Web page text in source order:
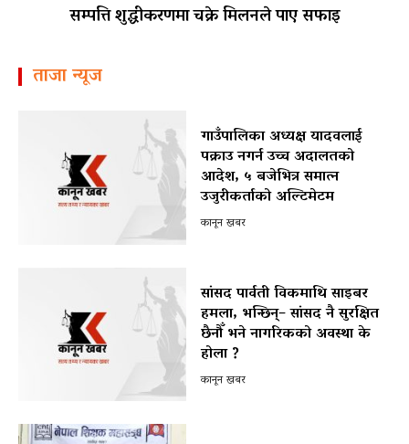
सम्पत्ति शुद्धीकरणमा चक्रे मिलनले पाए सफाइ
ताजा न्यूज
गाउँपालिका अध्यक्ष यादवलाई
पक्राउ नगर्न उच्च अदालतको
आदेश, ५ बजेभित्र समात्न
उजुरीकर्ताको अल्टिमेटम
कानून खबर
सांसद पार्वती विकमाथि साइबर
हमला, भन्छिन्– सांसद नै सुरक्षित
छैनौँ भने नागरिकको अवस्था के
होला ?
कानून खबर